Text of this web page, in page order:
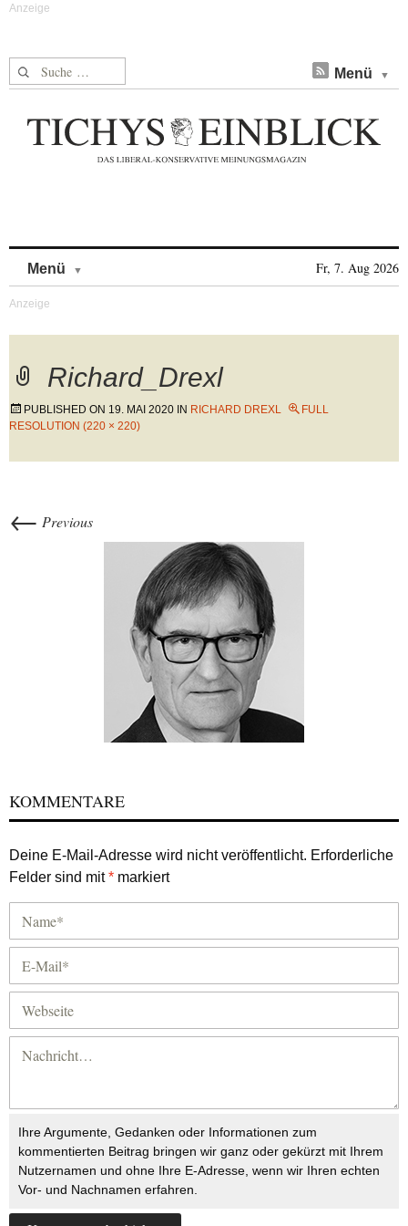
Suche nach: Menü
Menü Fr, 7. Aug 2026
Richard_Drexl
PUBLISHED ON 19. MAI 2020 IN RICHARD DREXL
FULL
RESOLUTION (220 × 220)
← Previous
KOMMENTARE
Deine E-Mail-Adresse wird nicht veröffentlicht. Erforderliche
Felder sind mit* markiert
Ihre Argumente, Gedanken oder Informationen zum
kommentierten Beitrag bringen wir ganz oder gekürzt mit Ihrem
Nutzernamen und ohne Ihre E-Adresse, wenn wir Ihren echten
Vor- und Nachnamen erfahren.